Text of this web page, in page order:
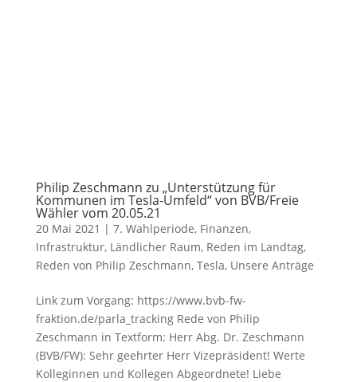
Philip Zeschmann zu „Unterstützung für
Kommunen im Tesla-Umfeld“ von BVB/Freie
Wähler vom 20.05.21
20 Mai 2021 | 7. Wahlperiode, Finanzen,
Infrastruktur, Ländlicher Raum, Reden im Landtag,
Reden von Philip Zeschmann, Tesla, Unsere Anträge
Link zum Vorgang: https://www.bvb-fw-
fraktion.de/parla_tracking Rede von Philip
Zeschmann in Textform: Herr Abg. Dr. Zeschmann
(BVB/FW): Sehr geehrter Herr Vizepräsident! Werte
Kolleginnen und Kollegen Abgeordnete! Liebe